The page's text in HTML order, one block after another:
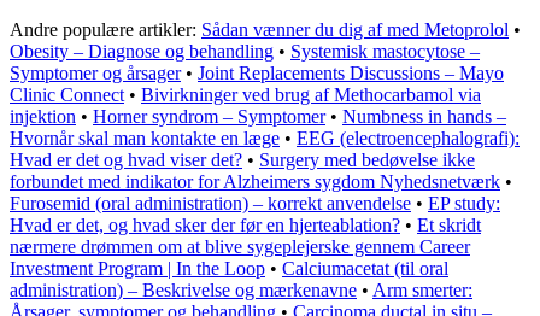
Andre populære artikler: Sådan vænner du dig af med Metoprolol •
Obesity – Diagnose og behandling • Systemisk mastocytose –
Symptomer og årsager• Joint Replacements Discussions – Mayo
Clinic Connect • Bivirkninger ved brug af Methocarbamol via
injektion • Horner syndrom – Symptomer• Numbness in hands –
Hvornår skal man kontakte en læge • EEG (electroencephalografi):
Hvad er det og hvad viser det? • Surgery med bedøvelse ikke
forbundet med indikator for Alzheimers sygdom Nyhedsnetværk •
Furosemid (oral administration) – korrekt anvendelse • EP study:
Hvad er det, og hvad sker der før en hjerteablation? • Et skridt
nærmere drømmen om at blive sygeplejerske gennem Career
Investment Program | In the Loop • Calciumacetat (til oral
administration) – Beskrivelse og mærkenavne • Arm smerter:
Årsager, symptomer og behandling • Carcinoma ductal in situ –